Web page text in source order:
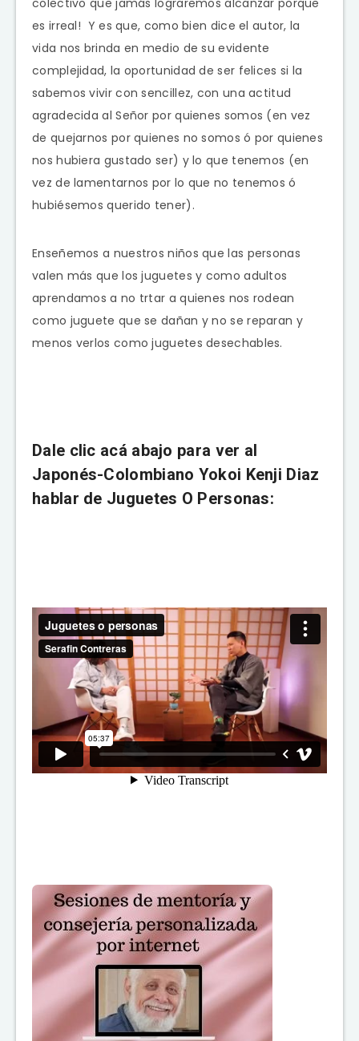
es irreal! Y es que, como bien dice el autor, la
vida nos brinda en medio de su evidente
complejidad, la oportunidad de ser felices si la
sabemos vivir con sencillez, con una actitud
agradecida al Señor por quienes somos (en vez
de quejarnos por quienes no somos ó por quienes
nos hubiera gustado ser) y lo que tenemos (en
vez de lamentarnos por lo que no tenemos ó
hubiésemos querido tener).
Enseñemos a nuestros niños que las personas
valen más que los juguetes y como adultos
aprendamos a no trtar a quienes nos rodean
como juguete que se dañan y no se reparan y
menos verlos como juguetes desechables.
Dale clic acá abajo para ver al
Japonés-Colombiano Yokoi Kenji Diaz
hablar de Juguetes O Personas: